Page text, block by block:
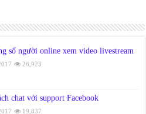
số người online xem video livestream
26,923
chat với support Facebook
19,837